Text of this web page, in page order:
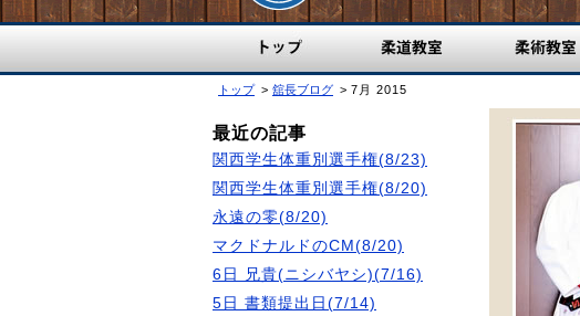
トップ 柔道教室
トップ 舘長ブログ 7月 2015
最近の記事
関西学生体重別選手権(8/23)
関西学生体重別選手権(8/20)
永遠の零(8/20)
マクドナルドのCM(8/20)
6日 兄貴(ニシバヤシ)(7/16)
5日 書類提出日(7/14)